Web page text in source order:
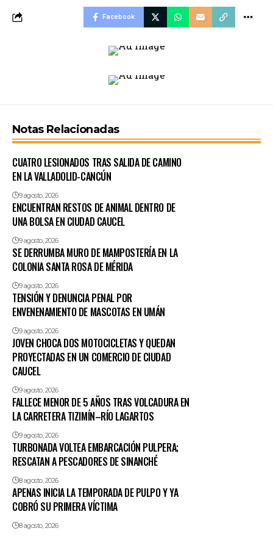
Facebook
Notas Relacionadas
CUATRO LESIONADOS TRAS SALIDA DE CAMINO
EN LA VALLADOLID-CANCÚN
9 agosto, 2026
ENCUENTRAN RESTOS DE ANIMAL DENTRO DE
UNA BOLSA EN CIUDAD CAUCEL
9 agosto, 2026
SE DERRUMBA MURO DE MAMPOSTERÍA EN LA
COLONIA SANTA ROSA DE MÉRIDA
9 agosto, 2026
TENSIÓN Y DENUNCIA PENAL POR
ENVENENAMIENTO DE MASCOTAS EN UMÁN
9 agosto, 2026
JOVEN CHOCA DOS MOTOCICLETAS Y QUEDAN
PROYECTADAS EN UN COMERCIO DE CIUDAD
CAUCEL
9 agosto, 2026
FALLECE MENOR DE 5 AÑOS TRAS VOLCADURA EN
LA CARRETERA TIZIMÍN–RÍO LAGARTOS
9 agosto, 2026
TURBONADA VOLTEA EMBARCACIÓN PULPERA;
RESCATAN A PESCADORES DE SINANCHÉ
8 agosto, 2026
APENAS INICIA LA TEMPORADA DE PULPO Y YA
COBRÓ SU PRIMERA VÍCTIMA
8 agosto, 2026